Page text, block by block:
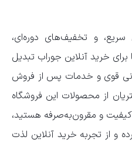
سریع، و تخفیف‌های دوره‌ای،
خرید آنلاین جوراب تبدیل
قوی و خدمات پس از فروش
از محصولات این فروشگاه
و مقرون‌به‌صرفه هستید،
و از تجربه خرید آنلاین لذت